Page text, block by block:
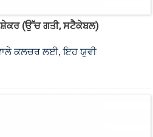
ਸ਼ੇਕਰ (ਉੱਚ ਗਤੀ, ਸਟੈਕੇਬਲ)
ਕਲਚਰ ਲਈ, ਇਹ ਯੂਵੀ
ਸ਼ੇਕਰ ਹੈ ਜਿਸ ਵਿੱਚ ਡੁਅਲ-ਮੋਟਰ